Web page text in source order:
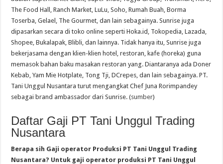
The Food Hall, Ranch Market, LuLu, Soho, Rumah Buah, Borma
Toserba, Gelael, The Gourmet, dan lain sebagainya. Sunrise juga
dipasarkan secara di toko online seperti Hoka.id, Tokopedia, Lazada,
Shopee, Bukalapak, Blibli, dan lainnya. Tidak hanya itu, Sunrise juga
bekerjasama dengan klien-klien hotel, restoran, kafe (horeka) guna
memasok bahan baku masakan restoran yang. Diantaranya ada Doner
Kebab, Yam Mie Hotplate, Tong Tji, DCrepes, dan lain sebagainya. PT.
Tani Unggul Nusantara turut mengangkat Chef Juna Rorimpandey
sebagai brand ambassador dari Sunrise. (sumber)
Daftar Gaji PT Tani Unggul Trading
Nusantara
Berapa sih Gaji operator Produksi PT Tani Unggul Trading
Nusantara? Untuk gaji operator produksi PT Tani Unggul